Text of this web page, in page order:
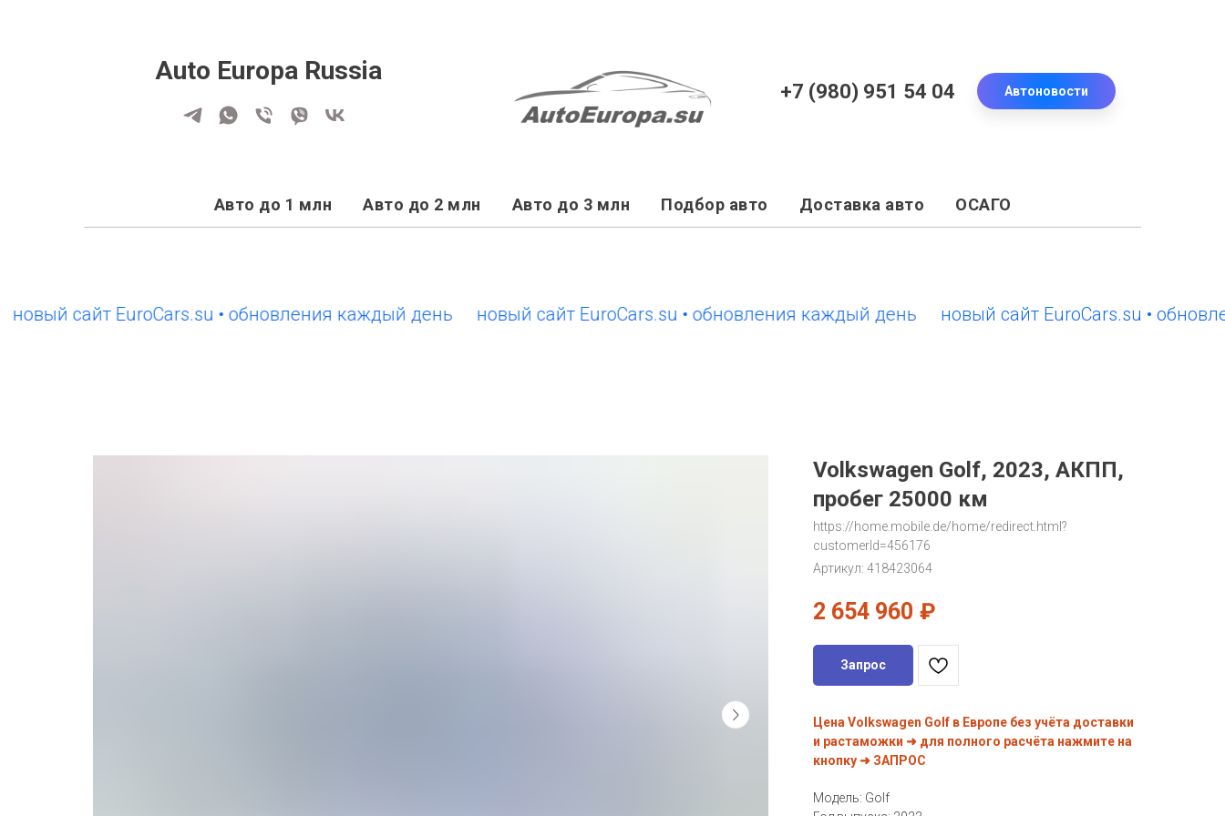
Auto Europa Russia
+7 (980) 951 54 04 Автоновости
Авто до 1 млн Авто до 2 млн Авто до 3 млн Подбор авто Доставка авто ОСАГО
сайт EuroCars.su • обновления каждый день новый сайт EuroCars.su • обновления каждый день новый сайт EuroCars.su •
Volkswagen Golf, 2023, АКПП,
пробег 25000 км
https://home.mobile.de/home/redirect.html?
customerId=456176
Артикул: 418423064
2 654 960 ₽
Запрос
Цена Volkswagen Golf в Европе без учёта доставки
и растаможки ➜ для полного расчёта нажмите на
кнопку ➜ ЗАПРОС
Модель: Golf